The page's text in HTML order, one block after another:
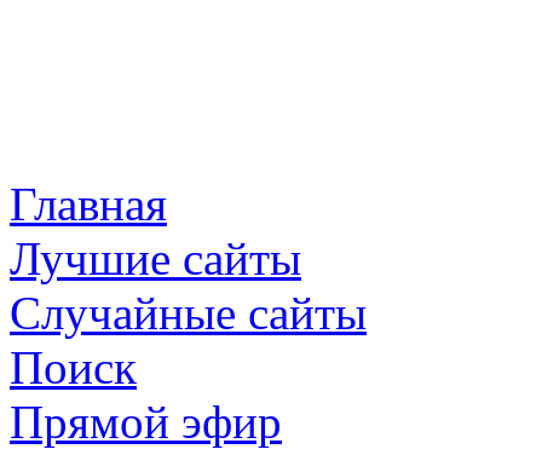
Главная
Лучшие сайты
Случайные сайты
Поиск
Прямой эфир